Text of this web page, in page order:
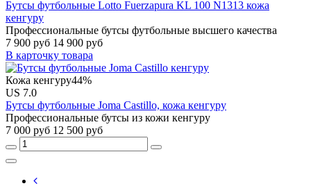
Бутсы футбольные Lotto Fuerzapura KL 100 N1313 кожа
кенгуру
Профессиональные бутсы футбольные высшего качества
7 900 руб 14 900 руб
В карточку товара
Кожа кенгуру44%
US 7.0
Бутсы футбольные Joma Castillo, кожа кенгуру
Профессиональные бутсы из кожи кенгуру
7 000 руб 12 500 руб